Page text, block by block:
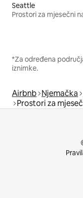
Seattle
Prostori za mjesečni
*Za određena
iznimke.
Airbnb Njemačka
Prostori za